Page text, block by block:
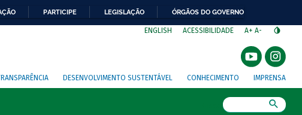
PARTICIPE LEGISLAÇÃO ÓRGÃOS DO GOVERNO
ENGLISH ACESSIBILIDADE A+ A-
DESENVOLVIMENTO SUSTENTÁVEL CONHECIMENTO IMPRENSA